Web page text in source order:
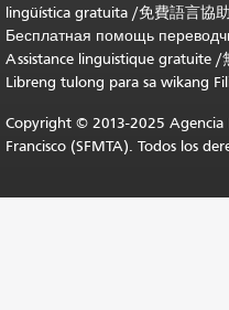
lingüística gratuita /免費語言協助
Бесплатная помощь
Assistance linguistique gratuite /
Libreng tulong para sa wikang
Copyright © 2013-2025 Agencia
Francisco (SFMTA). Todos los